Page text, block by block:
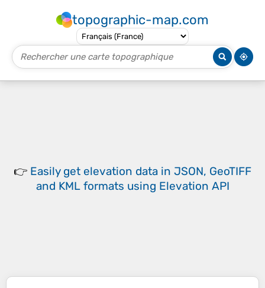
topographic-map.com
👉 Easily get elevation data in JSON, GeoTIFF
and KML formats using Elevation API